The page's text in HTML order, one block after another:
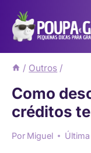
para
Conteúdo
/ Outros /
Como
créditos
Por Miguel